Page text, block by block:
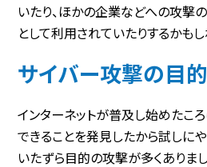
いたり、ほかの企業などへの攻撃
として利用されていたりするかもし
サイバー攻撃の目的
インターネットが普及し始めたこ
できることを発見したから試しにや
いたずら目的の攻撃が多くありま